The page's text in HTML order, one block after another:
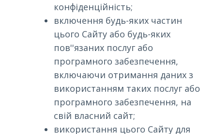
конфіденційність;
включення будь-яких частин
цього Сайту або будь-яких
пов''язаних послуг або
програмного забезпечення,
включаючи отримання даних з
використанням таких послуг або
програмного забезпечення, на
свій власний сайт;
використання цього Сайту для